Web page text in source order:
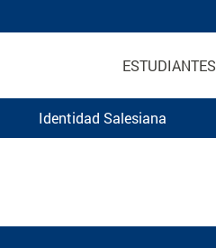
ESTUDIANTES
Identidad Salesiana